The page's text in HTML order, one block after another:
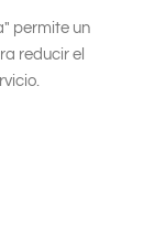
permite un
reducir el